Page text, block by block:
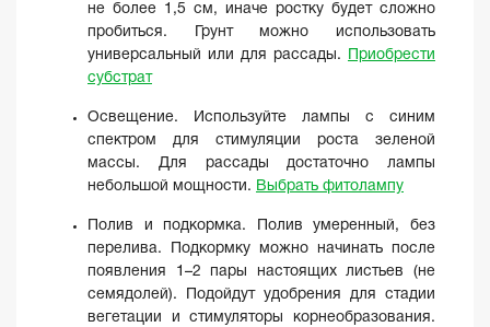
не более 1,5 см, иначе ростку будет сложно
пробиться. Грунт можно использовать
универсальный или для рассады.
Приобрести
субстрат
Освещение. Используйте лампы с синим
спектром для стимуляции роста зеленой
массы. Для рассады достаточно лампы
небольшой мощности. Выбрать фитолампу
Полив и подкормка. Полив умеренный, без
перелива. Подкормку можно начинать после
появления 1–2 пары настоящих листьев (не
семядолей). Подойдут удобрения для стадии
вегетации и стимуляторы корнеобразования.